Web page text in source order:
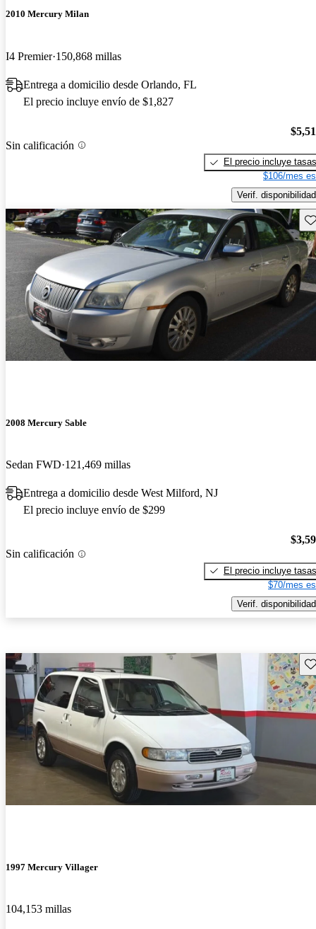
2010 Mercury Milan
I4 Premier 150,868 millas
Entrega a domicilio desde Orlando, FL
El precio incluye envío de $1,827
Sin calificación
El precio incluye tasas
$106/mes
Verif. disponibilidad
2008 Mercury Sable
Sedan FWD 121,469 millas
Entrega a domicilio desde West Milford, NJ
El precio incluye envío de $299
Sin calificación
El precio incluye tasas
$70/mes
Verif. disponibilidad
1997 Mercury Villager
104,153 millas